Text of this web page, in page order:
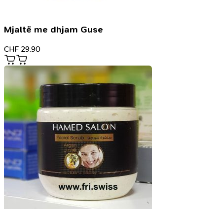
Mjaltë me dhjam Guse
CHF 29.90